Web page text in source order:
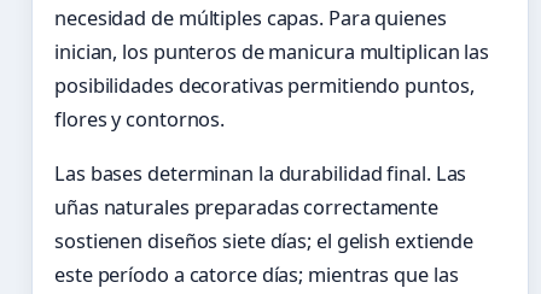
necesidad de múltiples capas. Para quienes
inician, los punteros de manicura multiplican las
posibilidades decorativas permitiendo puntos,
flores y contornos.
Las bases determinan la durabilidad final. Las
uñas naturales preparadas correctamente
sostienen diseños siete días; el gelish extiende
este período a catorce días; mientras que las